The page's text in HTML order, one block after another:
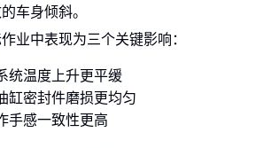
车身倾斜。
业中表现为三个关键影响：
统温度上升更平缓
缸密封件磨损更均匀
手感一致性更高